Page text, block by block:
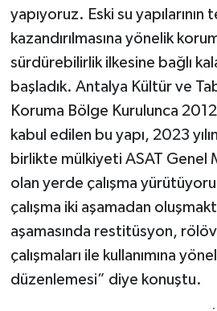
yapıyoruz. Eski su
kazandırılmasına yönelik
sürdürebilirlik ilkesine bağlı
başladık. Antalya Kültür ve
Koruma Bölge Kurulunca 2012
kabul edilen bu yapı, 2023
birlikte mülkiyeti ASAT Genel
olan yerde çalışma
çalışma iki aşamadan
aşamasında restitüsyon,
çalışmaları ile kullanımına
düzenlemesi” diye konuştu.